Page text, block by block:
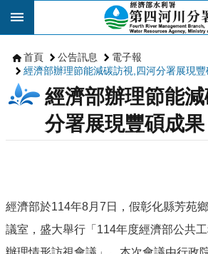
跳到主要內容區塊
首頁 公告訊息
電子報
經濟部辦理節能減碳訪視,四河分署展現
經濟部辦理節能
分署展現豐碩成果
經濟部於114年8月7日，假彰化縣芳苑
議室，盛大舉行「114年度經濟部公共